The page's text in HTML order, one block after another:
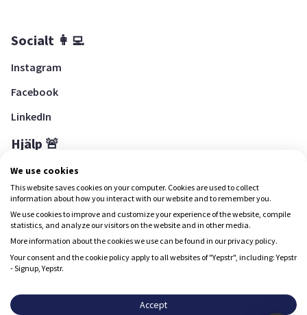
Socialt 👩‍💻
Instagram
Facebook
LinkedIn
Hjälp 🚨
Hjälpcenter
Ladda ned Yepstr
Ladda ned Yepstr
upplevelse.
We use cookies
This website saves cookies on your computer. Cookies are used to collect
information about how you interact with our website and to remember you.
We use cookies to improve and customize your experience of the website, compile
statistics, and analyze our visitors on the website and in other media.
More information about the cookies we use can be found in our privacy policy.
Your consent and the cookie policy apply to all websites of "Yepstr", including: Yepstr
- Signup, Yepstr.
Accept